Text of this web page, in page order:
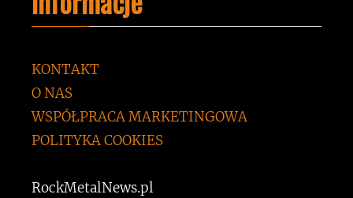
KONTAKT
O NAS
WSPÓŁPRACA MARKETINGOWA
POLITYKA COOKIES
RockMetalNews.pl